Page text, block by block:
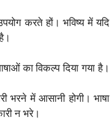
करते हों। भविष्य में यदि
का विकल्प दिया गया है।
में आसानी होगी। भाषा
न भरे।